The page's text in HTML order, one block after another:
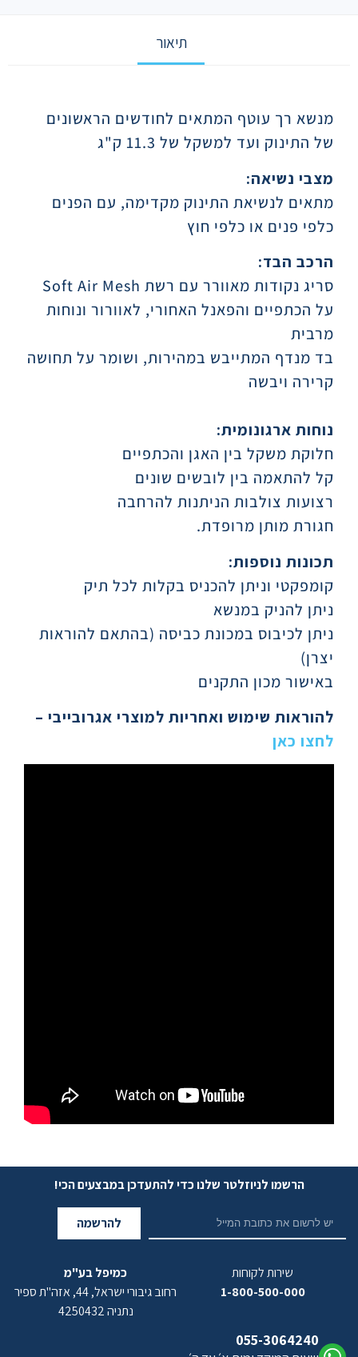
תיאור
מנשא רך עוטף המתאים לחודשים הראשונים
של התינוק ועד למשקל של 11.3 ק"ג
מצבי נשיאה:
מתאים לנשיאת התינוק מקדימה, עם הפנים
כלפי פנים או כלפי חוץ
הרכב הבד:
סריג נקודות מאוורר עם רשת Soft Air Mesh
על הכתפיים והפאנל האחורי, לאוורור ונוחות
מרבית
בד מנדף המתייבש במהירות, ושומר על תחושה
קרירה ויבשה
נוחות ארגונומית:
חלוקת משקל בין האגן והכתפיים
קל להתאמה בין לובשים שונים
רצועות צולבות הניתנות להרחבה
חגורת מותן מרופדת.
תכונות נוספות:
קומפקטי וניתן להכניס בקלות לכל תיק
ניתן להניק במנשא
ניתן לכיבוס במכונת כביסה (בהתאם להוראות
יצרן)
באישור מכון התקנים
להוראות שימוש ואחריות למוצרי אגרובייבי –
לחצו כאן
הרשמו לניוזלטר שלנו כדי להתעדכן במבצעים הכי!
להרשמה
שירות לקוחות
1-800-500-000
055-3064240
כמיפל בע"מ
רחוב גיבורי ישראל, 44, אזה"ת ספיר
נתניה 4250432